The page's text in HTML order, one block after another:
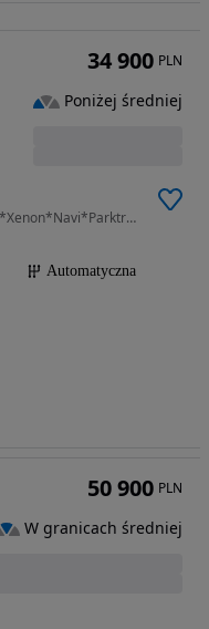
2000 cm3 • 150 KM • 2,0TDI*150KM*DSG*Xenon*Navi*Parktronic*Niemcy
Automatyczna
34 900 PLN
Poniżej średniej
50 900 PLN
W granicach średniej